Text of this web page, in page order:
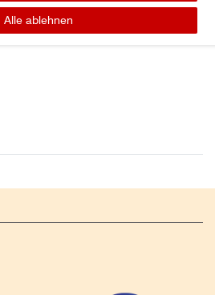
Alle ablehnen